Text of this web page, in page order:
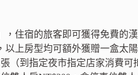
住宿的旅客即可獲得免費的漢
上房型均可額外獲贈一盒太陽
（到指定夜市指定店家消費可